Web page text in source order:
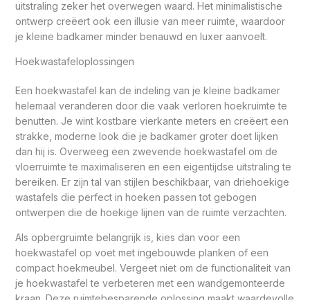
uitstraling zeker het overwegen waard. Het minimalistische
ontwerp creëert ook een illusie van meer ruimte, waardoor
je kleine badkamer minder benauwd en luxer aanvoelt.
Hoekwastafeloplossingen
Een hoekwastafel kan de indeling van je kleine badkamer
helemaal veranderen door die vaak verloren hoekruimte te
benutten. Je wint kostbare vierkante meters en creëert een
strakke, moderne look die je badkamer groter doet lijken
dan hij is. Overweeg een zwevende hoekwastafel om de
vloerruimte te maximaliseren en een eigentijdse uitstraling te
bereiken. Er zijn tal van stijlen beschikbaar, van driehoekige
wastafels die perfect in hoeken passen tot gebogen
ontwerpen die de hoekige lijnen van de ruimte verzachten.
Als opbergruimte belangrijk is, kies dan voor een
hoekwastafel op voet met ingebouwde planken of een
compact hoekmeubel. Vergeet niet om de functionaliteit van
je hoekwastafel te verbeteren met een wandgemonteerde